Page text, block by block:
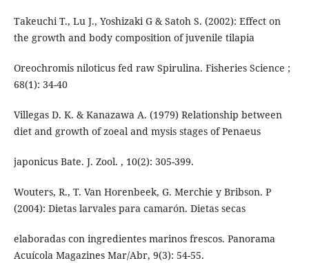
Takeuchi T., Lu J., Yoshizaki G & Satoh S. (2002): Effect on
the growth and body composition of juvenile tilapia
Oreochromis niloticus fed raw Spirulina. Fisheries Science ;
68(1): 34-40
Villegas D. K. & Kanazawa A. (1979) Relationship between
diet and growth of zoeal and mysis stages of Penaeus
japonicus Bate. J. Zool. , 10(2): 305-399.
Wouters, R., T. Van Horenbeek, G. Merchie y Bribson. P
(2004): Dietas larvales para camarón. Dietas secas
elaboradas con ingredientes marinos frescos. Panorama
Acuícola Magazines Mar/Abr, 9(3): 54-55.